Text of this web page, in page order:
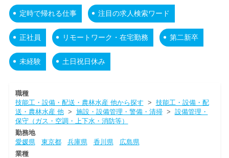
定時で帰れる仕事 注目の求人検索ワード
正社員 リモートワーク・在宅勤務 第二新卒
未経験 土日祝日休み
職種
技能工・設備・配送・農林水産 他から探す > 技能工・設備・配
送・農林水産 他> 施設・設備管理・警備・清掃> 設備管理・
保守（ガス・空調・上下水・消防等）
勤務地
愛媛県
東京都 兵庫県 香川県
広島県
業種